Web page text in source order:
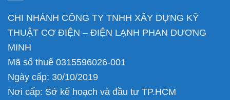
CHI NHÁNH CÔNG TY TNHH XÂY DỰNG KỸ
THUẬT CƠ ĐIỆN – ĐIỆN LẠNH PHAN DƯƠNG
MINH
Mã số thuế 0315596026-001
Ngày cấp: 30/10/2019
Nơi cấp: Sở kế hoạch và đầu tư TP.HCM